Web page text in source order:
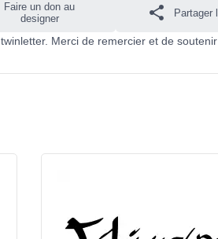
Faire un don au
designer
Partager
Merci de remercier et de